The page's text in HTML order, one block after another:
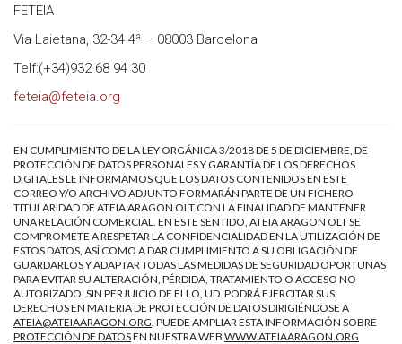
FETEIA
Via Laietana, 32-34 4ª – 08003 Barcelona
Telf:(+34)932 68 94 30
feteia@feteia.org
EN CUMPLIMIENTO DE LA LEY ORGÁNICA 3/2018 DE 5 DE DICIEMBRE, DE
PROTECCIÓN DE DATOS PERSONALES Y GARANTÍA DE LOS DERECHOS
DIGITALES LE INFORMAMOS QUE LOS DATOS CONTENIDOS EN ESTE
CORREO Y/O ARCHIVO ADJUNTO FORMARÁN PARTE DE UN FICHERO
TITULARIDAD DE ATEIA ARAGON OLT CON LA FINALIDAD DE MANTENER
UNA RELACIÓN COMERCIAL. EN ESTE SENTIDO, ATEIA ARAGON OLT SE
COMPROMETE A RESPETAR LA CONFIDENCIALIDAD EN LA UTILIZACIÓN DE
ESTOS DATOS, ASÍ COMO A DAR CUMPLIMIENTO A SU OBLIGACIÓN DE
GUARDARLOS Y ADAPTAR TODAS LAS MEDIDAS DE SEGURIDAD OPORTUNAS
PARA EVITAR SU ALTERACIÓN, PÉRDIDA, TRATAMIENTO O ACCESO NO
AUTORIZADO. SIN PERJUICIO DE ELLO, UD. PODRÁ EJERCITAR SUS
DERECHOS EN MATERIA DE PROTECCIÓN DE DATOS DIRIGIÉNDOSE A
ATEIA@ATEIAARAGON.ORG. PUEDE AMPLIAR ESTA INFORMACIÓN SOBRE
PROTECCIÓN DE DATOSEN NUESTRA WEB WWW.ATEIAARAGON.ORG